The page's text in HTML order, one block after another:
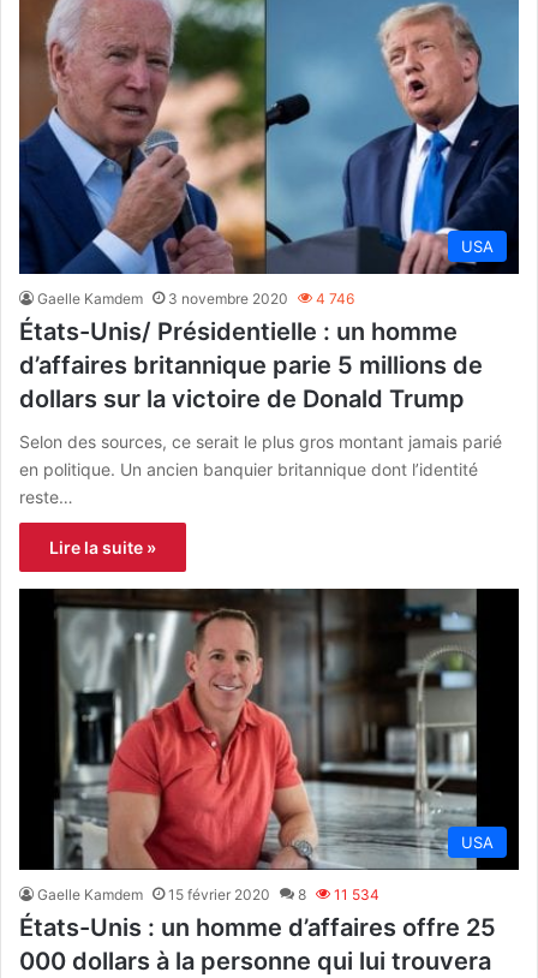
USA
Gaelle Kamdem 3 novembre 2020 4 746
États-Unis/ Présidentielle : un homme
d’affaires britannique parie 5 millions de
dollars sur la victoire de Donald Trump
Selon des sources, ce serait le plus gros montant jamais parié
en politique. Un ancien banquier britannique dont l’identité
reste…
Lire la suite »
USA
Gaelle Kamdem 15 février 2020 8 11 534
États-Unis : un homme d’affaires offre 25
000 dollars à la personne qui lui trouvera